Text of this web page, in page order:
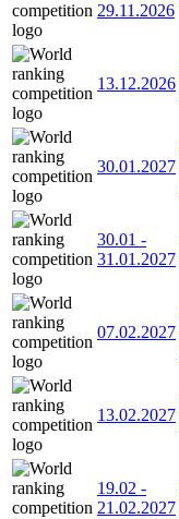
29.11.2026
13.12.2026
30.01.2027
30.01 -
31.01.2027
07.02.2027
13.02.2027
19.02 -
21.02.2027